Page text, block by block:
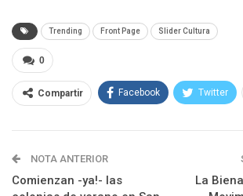
Trending Front Page Slider Cultura
0
Compartir Facebook Twitter
NOTA ANTERIOR
Comienzan -ya!- las
La